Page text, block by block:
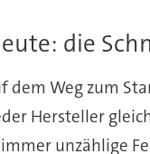
die
dem Weg zum
Hersteller
unzählige